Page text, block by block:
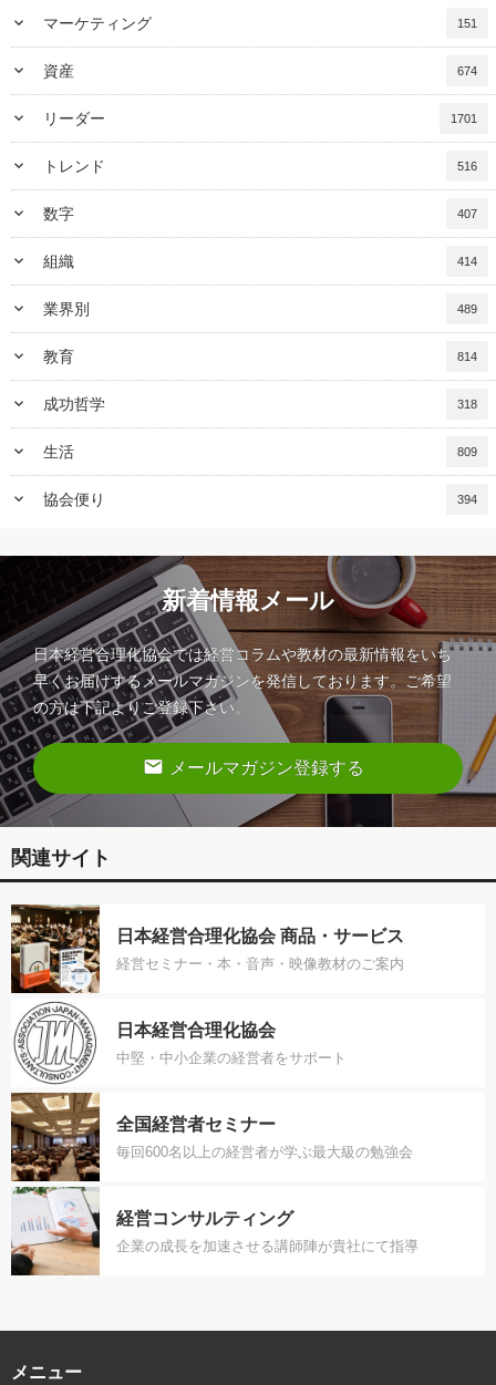
keyboard_arrow_down マーケティング 151
keyboard_arrow_down 資産 674
keyboard_arrow_down リーダー 1701
keyboard_arrow_down トレンド 516
keyboard_arrow_down 数字 407
keyboard_arrow_down 組織 414
keyboard_arrow_down 業界別 489
keyboard_arrow_down 教育 814
keyboard_arrow_down 成功哲学 318
keyboard_arrow_down 生活 809
keyboard_arrow_down 協会便り 394
新着情報メール
日本経営合理化協会では経営コラムや教材の最新情報をいち
早くお届けするメールマガジンを発信しております。ご希望
の方は下記よりご登録下さい。
email メールマガジン登録する
関連サイト
日本経営合理化協会 商品・サービス
経営セミナー・本・音声・映像教材のご案内
日本経営合理化協会
中堅・中小企業の経営者をサポート
全国経営者セミナー
毎回600名以上の経営者が学ぶ最大級の勉強会
経営コンサルティング
企業の成長を加速させる講師陣が貴社にて指導
メニュー